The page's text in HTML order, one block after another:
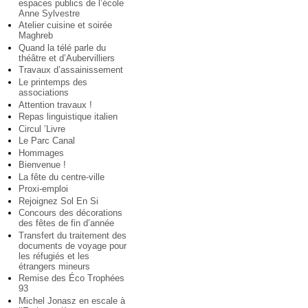
espaces publics de l’école
Anne Sylvestre
Atelier cuisine et soirée
Maghreb
Quand la télé parle du
théâtre et d’Aubervilliers
Travaux d’assainissement
Le printemps des
associations
Attention travaux !
Repas linguistique italien
Circul ’Livre
Le Parc Canal
Hommages
Bienvenue !
La fête du centre-ville
Proxi-emploi
Rejoignez Sol En Si
Concours des décorations
des fêtes de fin d’année
Transfert du traitement des
documents de voyage pour
les réfugiés et les
étrangers mineurs
Remise des Éco Trophées
93
Michel Jonasz en escale à